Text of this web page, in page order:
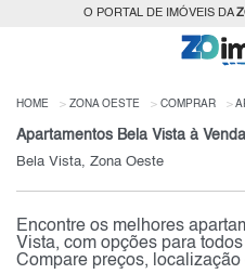
O PORTAL DE IMÓVEIS DA
HOME ZONA OESTE COMPRAR
Apartamentos Bela Vista à
Bela Vista, Zona Oeste
Encontre os melhores
Vista, com opções para
Compare preços, localização